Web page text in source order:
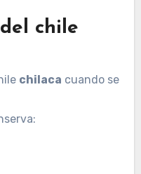
chile
chilaca cuando se